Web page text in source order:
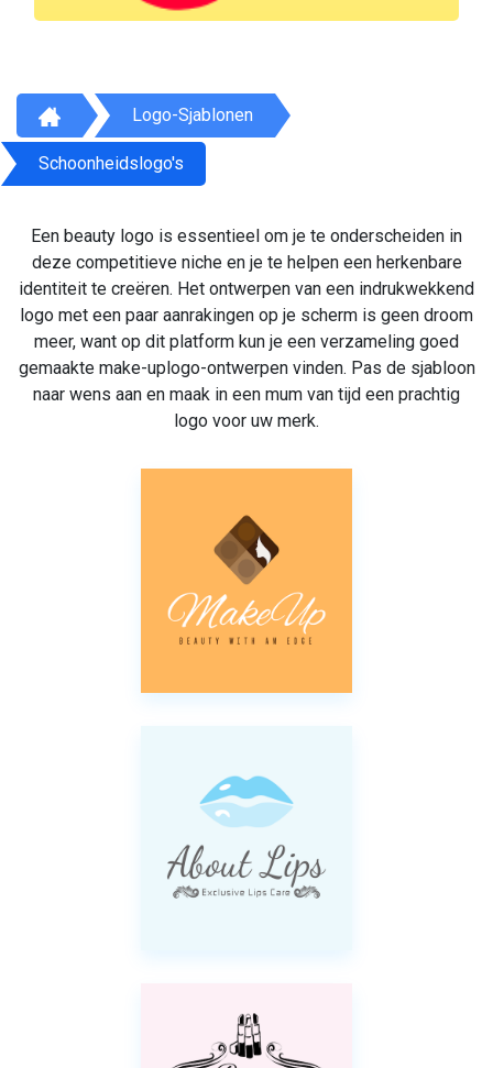
Logo-Sjablonen
Schoonheidslogo's
Een beauty logo is essentieel om je te onderscheiden in
deze competitieve niche en je te helpen een herkenbare
identiteit te creëren. Het ontwerpen van een indrukwekkend
logo met een paar aanrakingen op je scherm is geen droom
meer, want op dit platform kun je een verzameling goed
gemaakte make-uplogo-ontwerpen vinden. Pas de sjabloon
naar wens aan en maak in een mum van tijd een prachtig
logo voor uw merk.